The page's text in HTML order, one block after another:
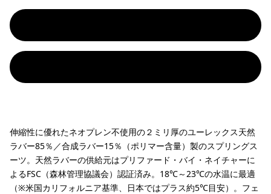
伸縮性に優れたネオプレン不使用の２ミリ厚のユーレックス天然
ラバー85％／合成ラバー15％（ポリマー含量）製のスプリングス
ーツ。天然ラバーの供給元はプリファード・バイ・ネイチャーに
よるFSC（森林管理協議会）認証済み。18℃～23℃の水温に最適
（※米国カリフォルニア基準、日本ではプラス約5℃目安）。フェ